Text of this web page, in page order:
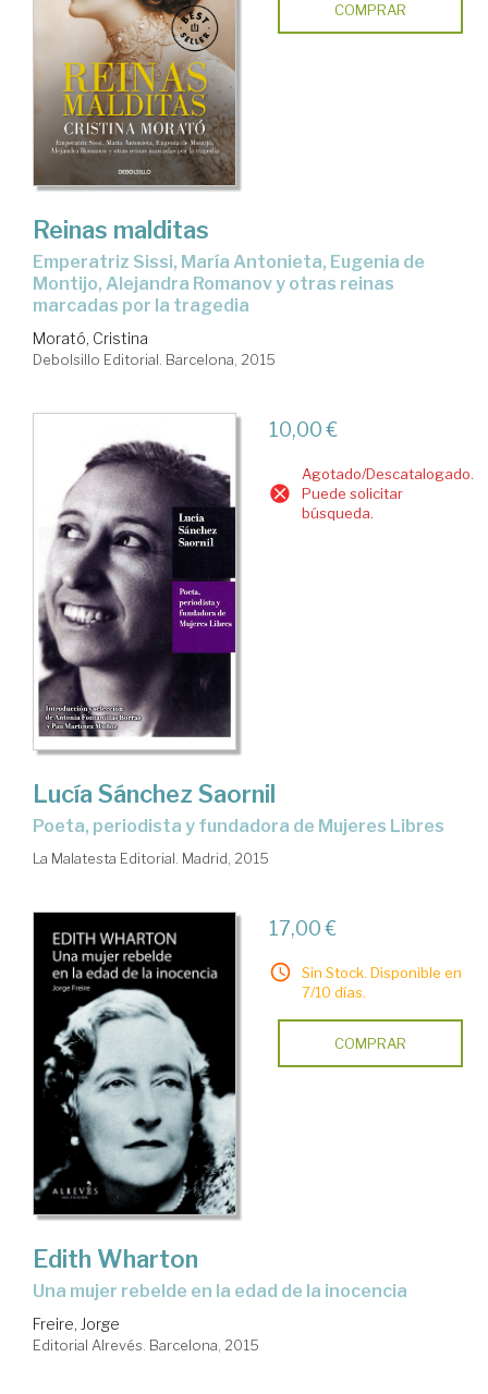
COMPRAR
Reinas malditas
Emperatriz Sissi, María Antonieta, Eugenia de
Montijo, Alejandra Romanov y otras reinas
marcadas por la tragedia
Morató, Cristina
Debolsillo Editorial. Barcelona, 2015
10,00 €
Agotado/Descatalogado.
Puede solicitar
búsqueda.
Lucía Sánchez Saornil
poeta, periodista y fundadora de Mujeres Libres
La Malatesta Editorial. Madrid, 2015
17,00 €
Sin Stock. Disponible en
7/10 días.
COMPRAR
Edith Wharton
una mujer rebelde en la edad de la inocencia
Freire, Jorge
Editorial Alrevés. Barcelona, 2015